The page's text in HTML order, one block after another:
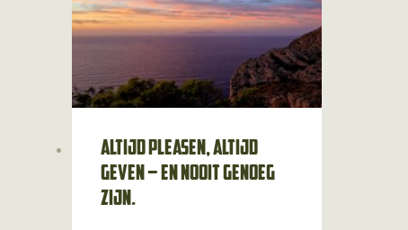
Altijd pleasen, altijd
geven – en nooit genoeg
zijn.